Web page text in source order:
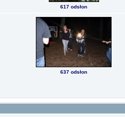
617 odsłon
637 odsłon